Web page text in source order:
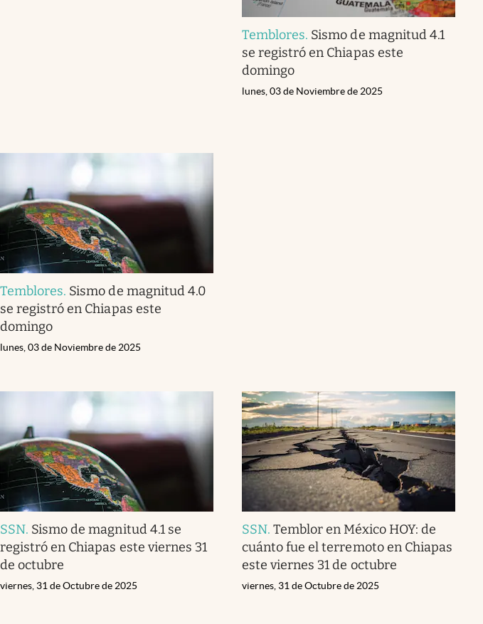
Temblores. Sismo de magnitud 4.1
se registró en Chiapas este
domingo
lunes, 03 de Noviembre de 2025
Temblores. Sismo de magnitud 4.0
se registró en Chiapas este
domingo
lunes, 03 de Noviembre de 2025
SSN. Sismo de magnitud 4.1 se
registró en Chiapas este viernes 31
de octubre
viernes, 31 de Octubre de 2025
SSN.Temblor en México HOY: de
cuánto fue el terremoto en Chiapas
este viernes 31 de octubre
viernes, 31 de Octubre de 2025